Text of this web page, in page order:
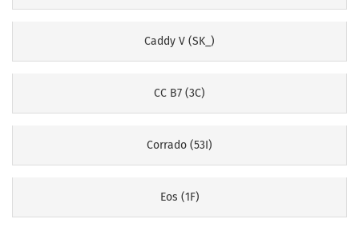
Caddy V (SK_)
CC B7 (3C)
Corrado (53I)
Eos (1F)